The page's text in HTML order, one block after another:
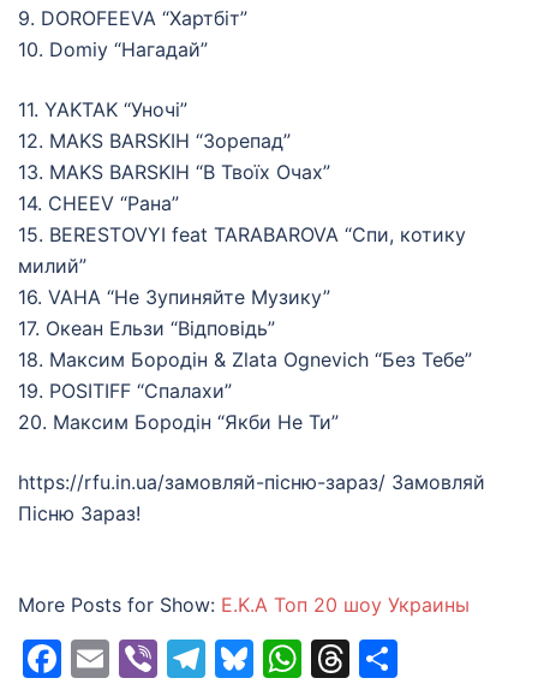
9. DOROFEEVA “Хартбіт”
10. Domiy “Нагадай”
11. YAKTAK “Уночі”
12. MAKS BARSKIH “Зорепад”
13. MAKS BARSKIH “В Твоїх Очах”
14. CHEEV “Рана”
15. BERESTOVYI feat TARABAROVA “Спи, котику
милий”
16. VAHA “Не Зупиняйте Музику”
17. Океан Ельзи “Відповідь”
18. Максим Бородін & Zlata Ognevich “Без Тебе”
19. POSITIFF “Спалахи”
20. Максим Бородін “Якби Не Ти”
https://rfu.in.ua/замовляй-пiсню-зараз/ Замовляй
Пiсню Зараз!
More Posts for Show: E.K.A Топ 20 шоу Украины
Facebook
EmailViberTelegram
Bluesky
WhatsApp
Threads